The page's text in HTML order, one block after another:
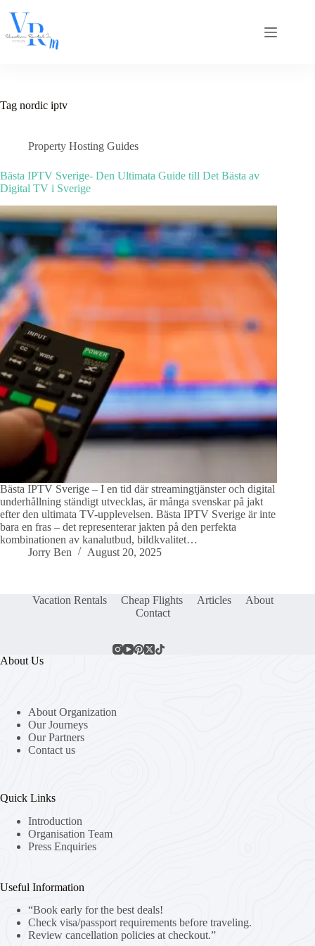
content
Tag nordic iptv
Property Hosting Guides
Bästa IPTV Sverige- Den Ultimata Guide till Det Bästa av
Digital TV i Sverige
Bästa IPTV Sverige – I en tid där streamingtjänster och digital
underhållning ständigt utvecklas, är många svenskar på jakt
efter den ultimata TV-upplevelsen. Bästa IPTV Sverige är inte
bara en fras – det representerar jakten på den perfekta
kombinationen av kanalutbud, bildkvalitet…
Jorry Ben
August 20, 2025
Vacation Rentals Cheap Flights Articles
About
Contact
About Us
About Organization
Our Journeys
Our Partners
Contact us
Quick Links
Introduction
Organisation Team
Press Enquiries
Useful Information
“Book early for the best deals!
Check visa/passport requirements before traveling.
Review cancellation policies at checkout.”